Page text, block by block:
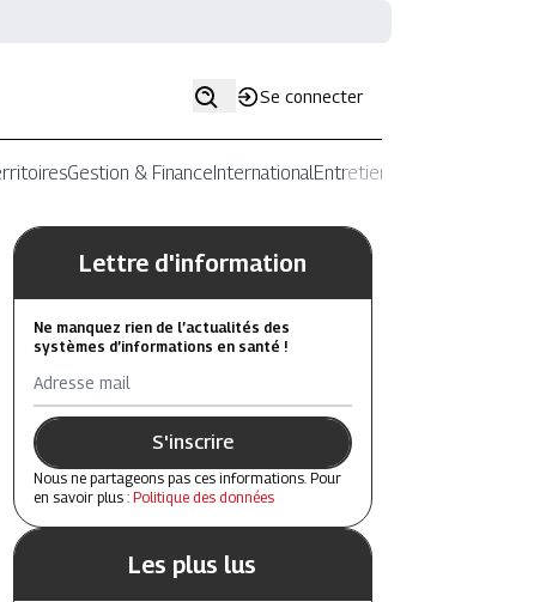
Se connecter
Gestion & FinanceInternationalEntretiens
Lettre d'information
Ne manquez rien de l’actualités des
systèmes d’informations en santé !
Adresse mail
S'inscrire
Nous ne partageons pas ces informations. Pour
en savoir plus : Politique des données
Les plus lus